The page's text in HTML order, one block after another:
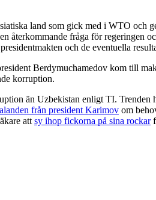
land som gick med i WTO och
återkommande fråga för regeringen
och de eventuella
Berdymuchamedov kom till
korruption.
än Uzbekistan enligt TI.
från president Karimov om
att sy ihop fickorna på sina rockar